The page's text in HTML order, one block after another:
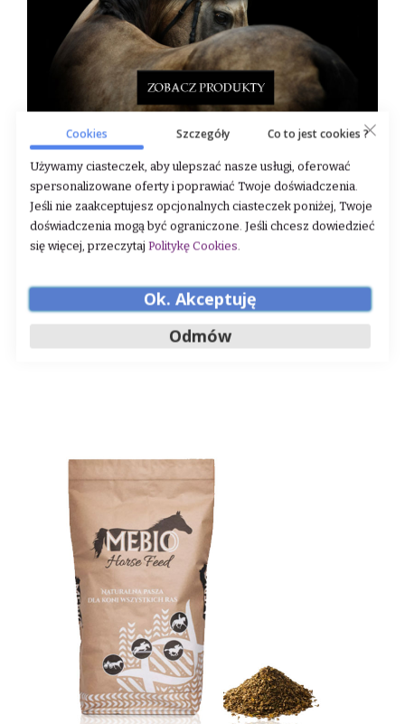
Cookies Szczegóły Co to jest cookies ?
Używamy ciasteczek, aby ulepszać nasze usługi, oferować
spersonalizowane oferty i poprawiać Twoje doświadczenia.
Jeśli nie zaakceptujesz opcjonalnych ciasteczek poniżej, Twoje
doświadczenia mogą być ograniczone. Jeśli chcesz dowiedzieć
się więcej, przeczytaj Politykę Cookies.
Ok. Akceptuję
Odmów